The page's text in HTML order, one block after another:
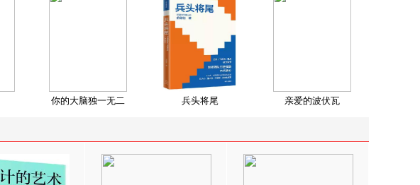
你的大脑独一无二 兵头将尾 亲爱的波伏瓦